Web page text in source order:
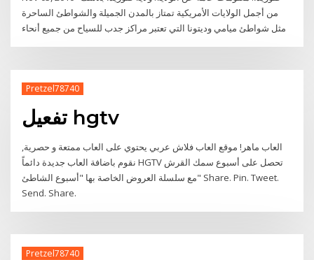
من أجمل الولايات الأمريكية تمتاز بالمدن الجميلة والشواطئ الساحرة
مثل شواطئ ميامي وديتونا التي تعتبر مراكز جدب للسياح من جميع أنحاء
Pretzel78740
تفعيل hgtv
العاب ماهر! موقع العاب فلاش عربي يحتوي على العاب ممتعة و حصرية,
نقوم باضافة العاب جديدة دائماً HGTV تحصل على أسبوع سمك القرش
مع سلسلة العروض الخاصة بها "أسبوع الشاطئ" Share. Pin. Tweet.
Send. Share.
Pretzel78740